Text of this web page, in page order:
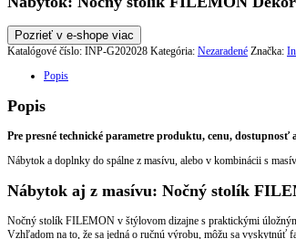
Pozrieť v e-shope viac
Katalógové číslo: INP-G202028 Kategória: Nezaradené Značka:
Popis
Popis
Pre presné technické parametre produktu, cenu,
Nábytok a doplnky do spálne z masívu, alebo v kombinácii s
Nábytok aj z masívu: Nočný stolík
Nočný stolík FILEMON v štýlovom dizajne s praktickými
Vzhľadom na to, že sa jedná o ručnú výrobu, môžu sa vyskytnúť